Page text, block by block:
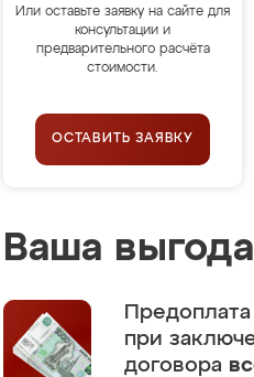
Или оставьте заявку на сайте для
консультации и
предварительного расчёта
стоимости.
ОСТАВИТЬ ЗАЯВКУ
Ваша
Предоплата
при
договора